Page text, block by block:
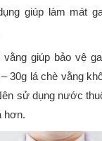
giúp làm mát
giúp bảo vệ
30g lá chè vằng
sử dụng nước
hơn.